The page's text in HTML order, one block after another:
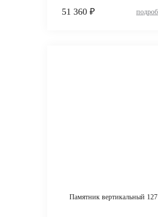
51 360 ₽
Памятник вертикальный 127